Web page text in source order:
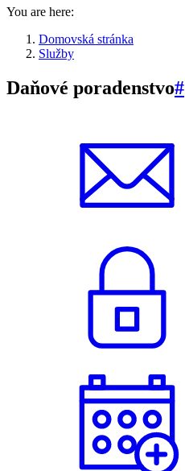
You are here:
Domovská stránka
Služby
Daňové poradenstvo#